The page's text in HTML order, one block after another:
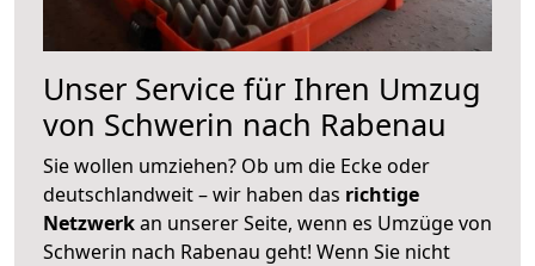
Unser Service für Ihren Umzug
von Schwerin nach Rabenau
Sie wollen umziehen? Ob um die Ecke oder
deutschlandweit – wir haben das richtige
Netzwerkan unserer Seite, wenn es Umzüge von
Schwerin nach Rabenau geht! Wenn Sie nicht